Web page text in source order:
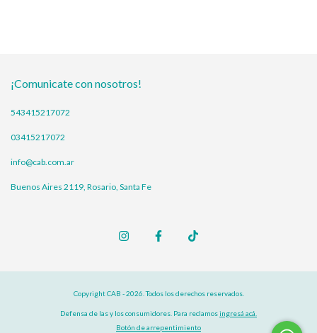
¡Comunicate con nosotros!
543415217072
03415217072
info@cab.com.ar
Buenos Aires 2119, Rosario, Santa Fe
Copyright CAB - 2026. Todos los derechos reservados.
Defensa de las y los consumidores. Para reclamosingresá acá.
Botón de arrepentimiento